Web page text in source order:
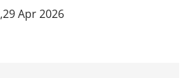
,29 Apr 2026